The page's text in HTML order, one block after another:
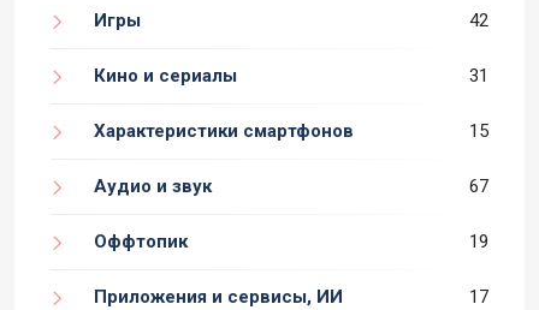
Игры 42
Кино и сериалы 31
Характеристики смартфонов 15
Аудио и звук 67
Оффтопик 19
Приложения и сервисы, ИИ 17